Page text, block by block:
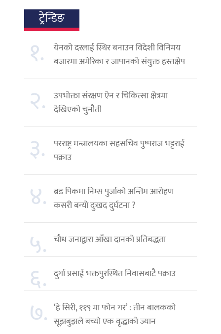
ट्रेन्डिङ
१.
येनको दरलाई स्थिर बनाउन विदेशी विनिमय
बजारमा अमेरिका र जापानको संयुक्त हस्तक्षेप
२. उपभोक्ता संरक्षण ऐन र चिकित्सा क्षेत्रमा
देखिएको चुनौती
३.
परराष्ट्र मन्त्रालयका सहसचिव पुष्पराज भट्टराई
पक्राउ
४. ब्रड पिकमा निम्स पुर्जाको अन्तिम आरोहण
कसरी बन्यो दुःखद दुर्घटना ?
५. चौध जनाद्वारा आँखा दानको प्रतिबद्धता
६. दुर्गा प्रसाईं भक्तपुरस्थित निवासबाटै पक्राउ
७. ‘हे सिरी, ११९ मा फोन गर’ : तीन बालकको
सूझबुझले बच्यो एक वृद्धाको ज्यान